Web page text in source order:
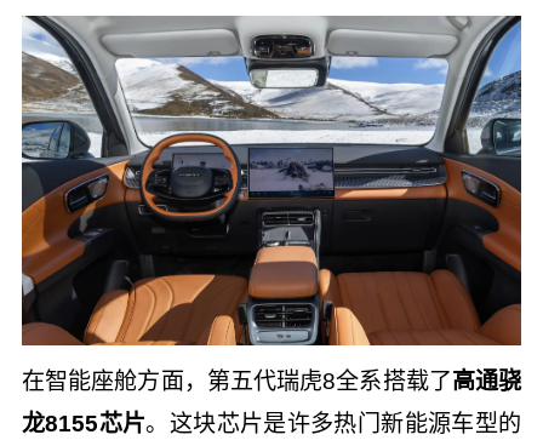
在智能座舱方面，第五代瑞虎8全系搭载了高通骁
龙8155芯片。这块芯片是许多热门新能源车型的